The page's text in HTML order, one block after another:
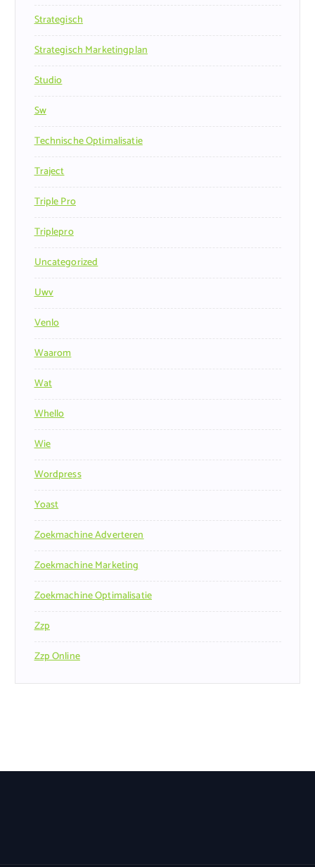
Strategisch
Strategisch Marketingplan
Studio
Sw
Technische Optimalisatie
Traject
Triple Pro
Triplepro
Uncategorized
Uwv
Venlo
Waarom
Wat
Whello
Wie
Wordpress
Yoast
Zoekmachine Adverteren
Zoekmachine Marketing
Zoekmachine Optimalisatie
Zzp
Zzp Online